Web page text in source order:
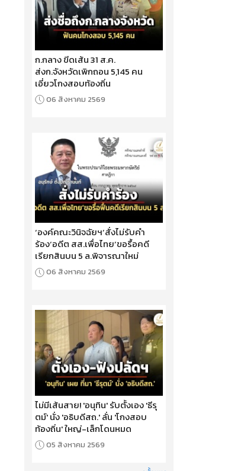
ก.กลาง ขีดเส้น 31 ส.ค.
ส่งก.จังหวัดเพิกถอน 5,145 คน
เอี่ยวโกงสอบท้องถิ่น
06 สิงหาคม 2569
‘องค์คณะวินิจฉัยฯ’สั่งไม่รับคำ
ร้อง‘อดีต สส.เพื่อไทย’ขอรื้อคดี
เรียกสินบน 5 ล.พิจารณาใหม่
06 สิงหาคม 2569
ไม่มีเส้นสาย! 'อนุทิน' รับตั้งเอง 'ธีรุ
ตม์' นั่ง 'อธิบดีสถ.' ลั่น 'โกงสอบ
ท้องถิ่น' ใหญ่-เล็กโดนหมด
05 สิงหาคม 2569